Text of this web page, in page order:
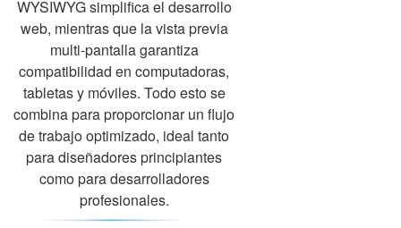
WYSIWYG simplifica el desarrollo
web, mientras que la vista previa
multi-pantalla garantiza
compatibilidad en computadoras,
tabletas y móviles. Todo esto se
combina para proporcionar un flujo
de trabajo optimizado, ideal tanto
para diseñadores principiantes
como para desarrolladores
profesionales.